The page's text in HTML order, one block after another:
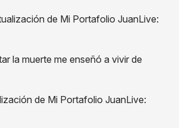
de Mi Portafolio JuanLive:
la muerte me enseñó a vivir de
de Mi Portafolio JuanLive: